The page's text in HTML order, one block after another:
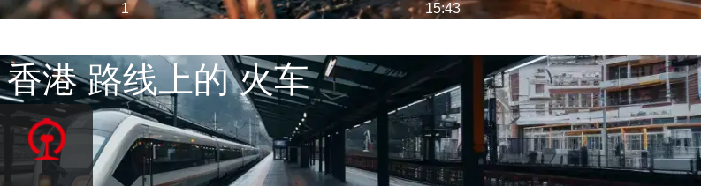
1 15:43
港 路线上的 火车